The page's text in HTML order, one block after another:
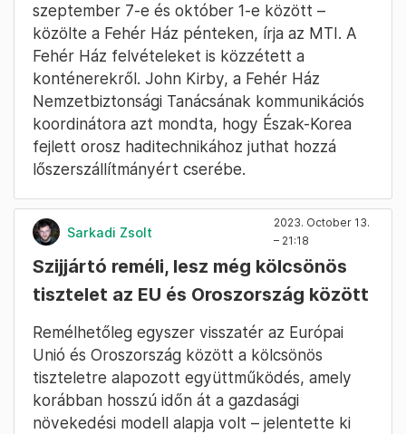
szeptember 7-e és október 1-e között –
közölte a Fehér Ház pénteken, írja az MTI. A
Fehér Ház felvételeket is közzétett a
konténerekről. John Kirby, a Fehér Ház
Nemzetbiztonsági Tanácsának kommunikációs
koordinátora azt mondta, hogy Észak-Korea
fejlett orosz haditechnikához juthat hozzá
lőszerszállítmányért cserébe.
Sarkadi Zsolt
2023. October 13.
– 21:18
Szijjártó reméli, lesz még kölcsönös
tisztelet az EU és Oroszország között
Remélhetőleg egyszer visszatér az Európai
Unió és Oroszország között a kölcsönös
tiszteletre alapozott együttműködés, amely
korábban hosszú időn át a gazdasági
növekedési modell alapja volt – jelentette ki